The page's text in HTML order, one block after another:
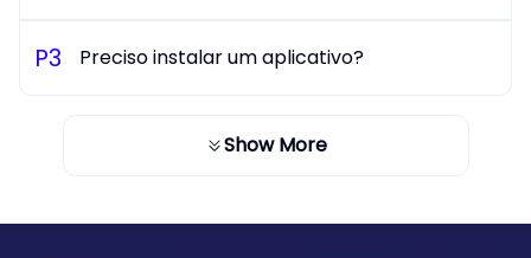
P3 Preciso instalar um aplicativo?
Show More